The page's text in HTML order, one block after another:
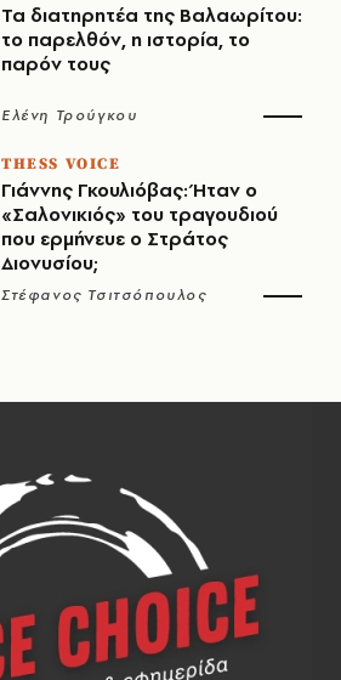
Τα διατηρητέα της Βαλαωρίτου:
το παρελθόν, η ιστορία, το
παρόν τους
Ελένη Τρούγκου
THESS VOICE
Γιάννης Γκουλιόβας: Ήταν ο
«Σαλονικιός» του τραγουδιού
που ερμήνευε ο Στράτος
Διονυσίου;
Στέφανος Τσιτσόπουλος